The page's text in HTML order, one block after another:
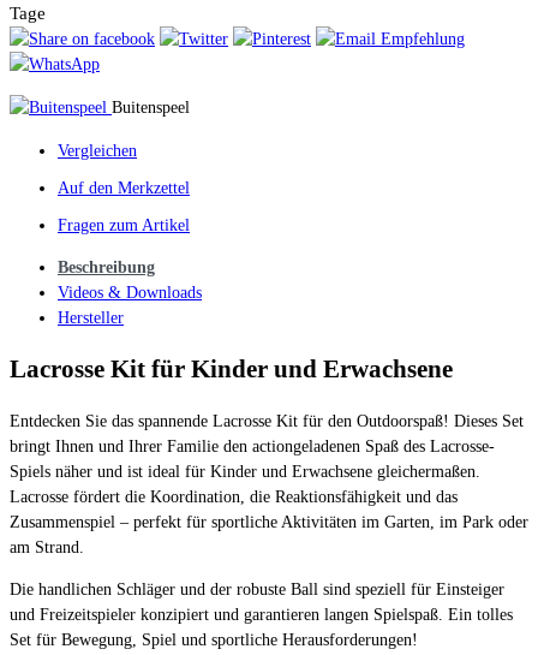
Tage
Buitenspeel
Vergleichen
Auf den Merkzettel
Fragen zum Artikel
Beschreibung
Videos & Downloads
Hersteller
Lacrosse Kit für Kinder und Erwachsene
Entdecken Sie das spannende Lacrosse Kit für den Outdoorspaß! Dieses Set
bringt Ihnen und Ihrer Familie den actiongeladenen Spaß des Lacrosse-
Spiels näher und ist ideal für Kinder und Erwachsene gleichermaßen.
Lacrosse fördert die Koordination, die Reaktionsfähigkeit und das
Zusammenspiel – perfekt für sportliche Aktivitäten im Garten, im Park oder
am Strand.
Die handlichen Schläger und der robuste Ball sind speziell für Einsteiger
und Freizeitspieler konzipiert und garantieren langen Spielspaß. Ein tolles
Set für Bewegung, Spiel und sportliche Herausforderungen!